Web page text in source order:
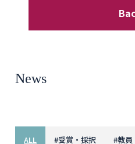
News
ALL #受賞・採択 #教員